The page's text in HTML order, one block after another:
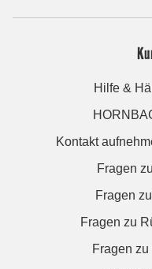
Hilfe &
Kontakt
Fragen
Fragen
Fragen zu
Fragen